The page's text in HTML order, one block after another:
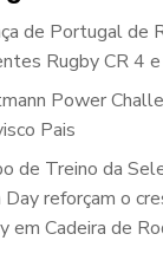
de Portugal de
Rugby CR 4
Power
Pais
de Treino da
Day reforçam o
em Cadeira de